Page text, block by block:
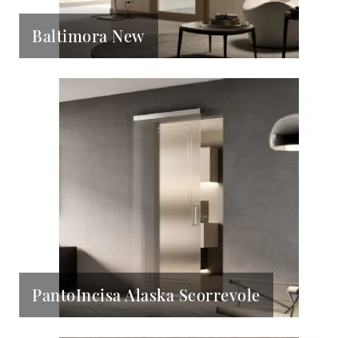
Baltimora New
PantoIncisa Alaska Scorrevole